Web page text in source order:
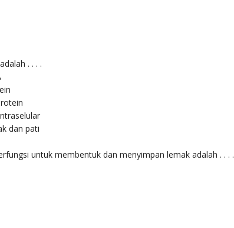
. . . .
dan pati
untuk membentuk dan menyimpan lemak adalah . . . .